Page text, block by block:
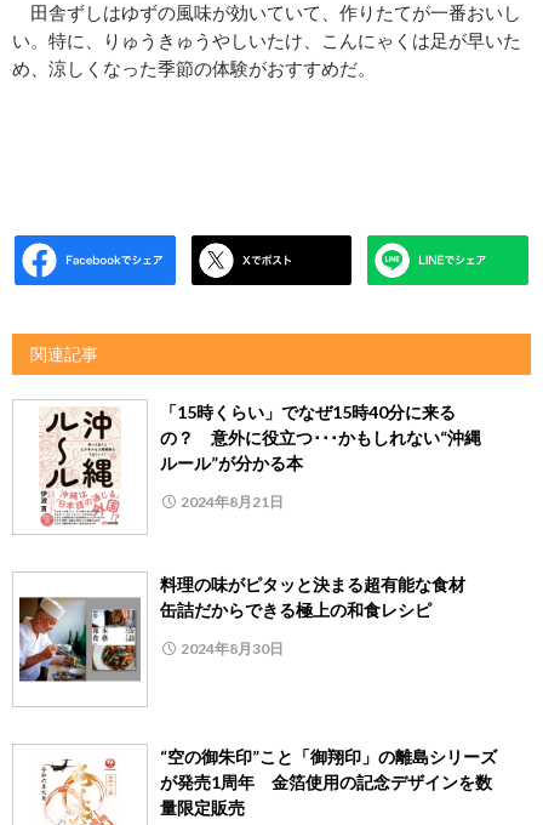
田舎ずしはゆずの風味が効いていて、作りたてが一番おいし
い。特に、りゅうきゅうやしいたけ、こんにゃくは足が早いた
め、涼しくなった季節の体験がおすすめだ。
関連記事
「15時くらい」でなぜ15時40分に来る
の？ 意外に役立つ･･･かもしれない“沖縄
ルール”が分かる本
2024年8月21日
料理の味がピタッと決まる超有能な食材
缶詰だからできる極上の和食レシピ
2024年8月30日
“空の御朱印”こと「御翔印」の離島シリーズ
が発売1周年 金箔使用の記念デザインを数
量限定販売